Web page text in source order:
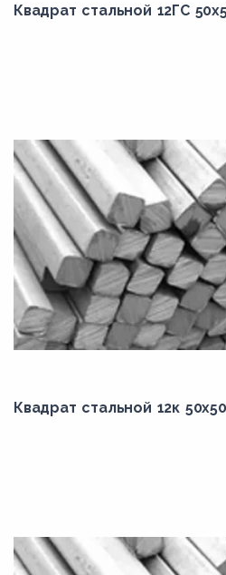
Квадрат стальной 12ГС
Квадрат стальной 12к